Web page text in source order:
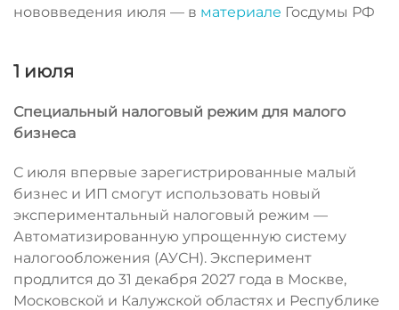
нововведения июля — в материале Госдумы РФ
1 июля
Специальный налоговый режим для малого
бизнеса
С июля впервые зарегистрированные малый
бизнес и ИП смогут использовать новый
экспериментальный налоговый режим —
Автоматизированную упрощенную систему
налогообложения (АУСН). Эксперимент
продлится до 31 декабря 2027 года в Москве,
Московской и Калужской областях и Республике